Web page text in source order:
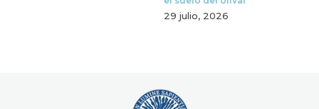
29 julio, 2026